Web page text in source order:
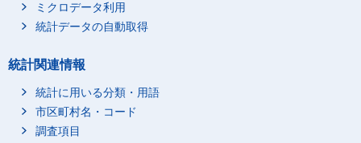
ミクロデータ利用
統計データの自動取得
統計関連情報
統計に用いる分類・用語
市区町村名・コード
調査項目